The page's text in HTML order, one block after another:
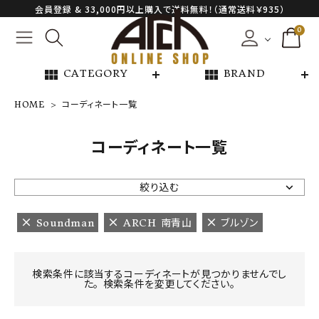
会員登録 & 33,000円以上購入で送料無料！（通常送料￥935）
0
view_module CATEGORY view_module BRAND
NEW ARRIVAL
ARCH EXCLUSIVE
BRAND
HOME コーディネート一覧
コーディネート一覧
絞り込む
Soundman ARCH 南青山 ブルゾン
検索条件に該当するコーディネートが見つかりませんでし
た。 検索条件を変更してください。